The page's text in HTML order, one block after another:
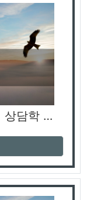
특별 MDIV 2025-1: 목회 상담학 (김애린 교수)